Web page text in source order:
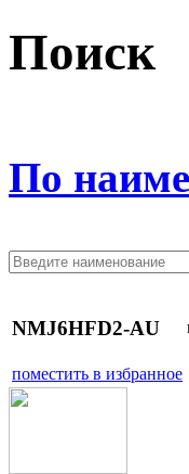
Поиск
По
NMJ6HFD2-AU
поместить в избранное